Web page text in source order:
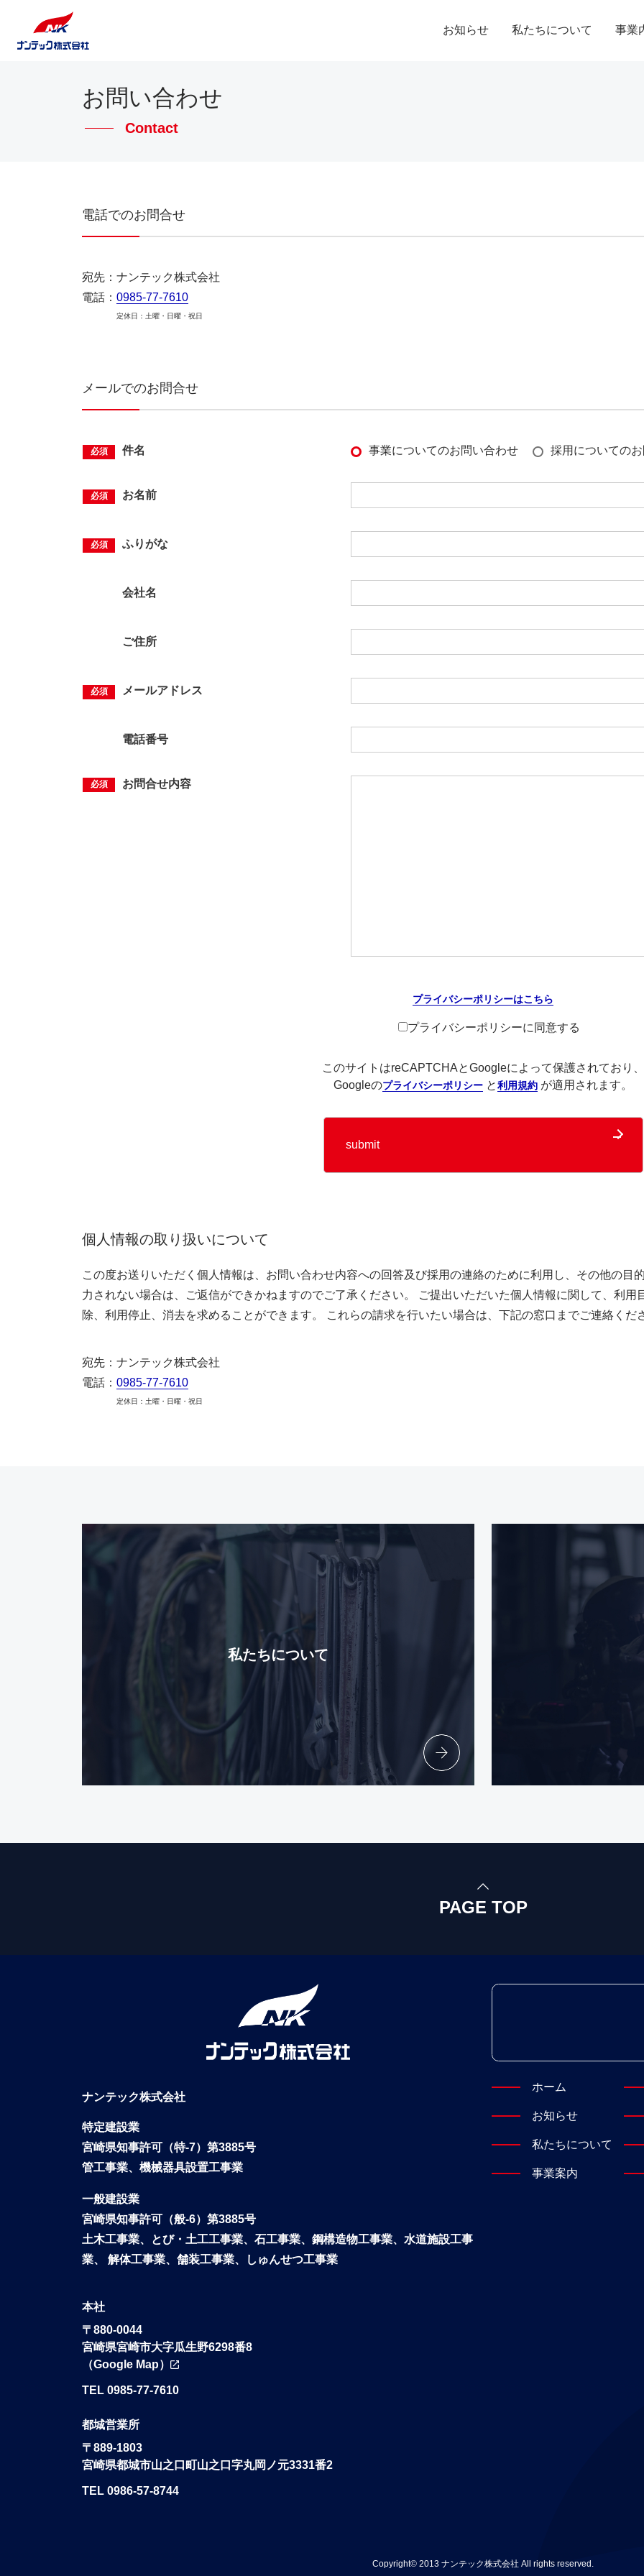
お知らせ 私たちについて 事業
お問い合わせ
Contact
電話でのお問合せ
宛先：ナンテック株式会社
電話： 0985-77-7610
定休日：土曜・日曜・祝日
メールでのお問合せ
件名 事業についてのお問い合わせ 採用についての
お名前
ふりがな
会社名
ご住所
メールアドレス
電話番号
お問合せ内容
プライバシーポリシーはこちら
プライバシーポリシーに同意する
このサイトはreCAPTCHAとGoogleによって保護されており、
Googleのプライバシーポリシー と利用規約 が適用されます。
個人情報の取り扱いについて
この度お送りいただく個人情報は、お問い合わせ内容への回答及び採用の連絡のために利用し、その他の目
力されない場合は、ご返信ができかねますのでご了承ください。 ご提出いただいた個人情報に関して、利
除、利用停止、消去を求めることができます。 これらの請求を行いたい場合は、下記の窓口までご連絡くだ
宛先：ナンテック株式会社
電話： 0985-77-7610
定休日：土曜・日曜・祝日
私たちについて
PAGE TOP
ナンテック株式会社
特定建設業
宮崎県知事許可（特-7）第3885号
管工事業、機械器具設置工事業
一般建設業
宮崎県知事許可（般-6）第3885号
土木工事業、とび・土工工事業、石工事業、鋼構造物工事業、水道施設工事
業、 解体工事業、舗装工事業、しゅんせつ工事業
本社
〒880-0044
宮崎県宮崎市大字瓜生野6298番8
（Google Map）
TEL 0985-77-7610
都城営業所
〒889-1803
宮崎県都城市山之口町山之口字丸岡ノ元3331番2
TEL 0986-57-8744
ホーム
お知らせ
私たちについて
事業案内
Copyright© 2013 ナンテック株式会社 All rights reserved.